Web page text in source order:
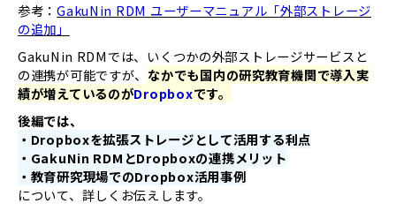
参考：GakuNin RDM ユーザーマニュアル「外部ストレージ
の追加」
GakuNin RDMでは、いくつかの外部ストレージサービスと
の連携が可能ですが、 なかでも国内の研究教育機関で導入実
績が増えているのがDropboxです。
後編では、
・Dropboxを拡張ストレージとして活用する利点
・GakuNin RDMとDropboxの連携メリット
・教育研究現場でのDropbox活用事例
について、詳しくお伝えします。